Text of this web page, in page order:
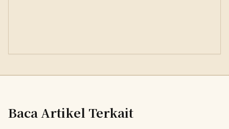
Baca Artikel Terkait